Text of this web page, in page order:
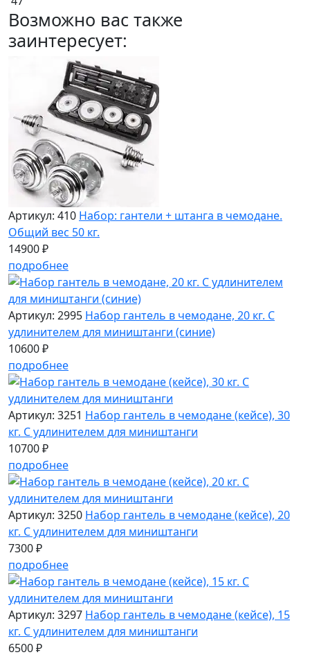
Возможно вас также
заинтересует:
Артикул: 410 Набор: гантели + штанга в чемодане.
Общий вес 50 кг.
14900 ₽
подробнее
Артикул: 2995 Набор гантель в чемодане, 20 кг. С
удлинителем для миништанги (синие)
10600 ₽
подробнее
Артикул: 3251 Набор гантель в чемодане (кейсе), 30
кг. С удлинителем для миништанги
10700 ₽
подробнее
Артикул: 3250 Набор гантель в чемодане (кейсе), 20
кг. С удлинителем для миништанги
7300 ₽
подробнее
Артикул: 3297 Набор гантель в чемодане (кейсе), 15
кг. С удлинителем для миништанги
6500 ₽